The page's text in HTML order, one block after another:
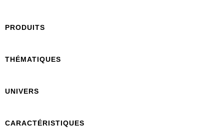
PRODUITS
THÉMATIQUES
UNIVERS
CARACTÉRISTIQUES